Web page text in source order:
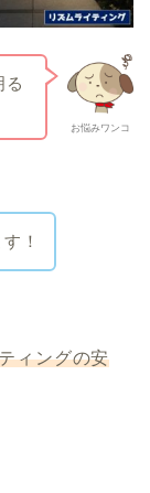
お悩みワンコ
る
！
ィングの安